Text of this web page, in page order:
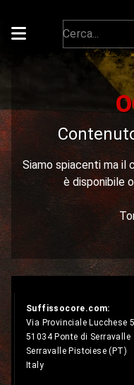
Siamo spiacenti ma il
è disponibile
Suffissocore.com:
Via Provinciale Lucchese
51034 Ponte di Serravalle
Serravalle Pistoiese (PT)
Italy